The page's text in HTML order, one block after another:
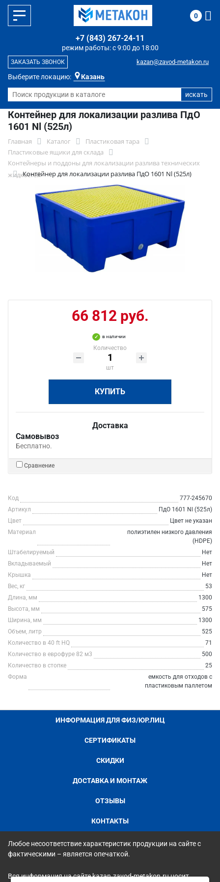
Выберите локацию: Казань
режим работы: с 9:00 до 18:00
+7 (843) 267-24-11
kazan@zavod-metakon.ru
ЗАКАЗАТЬ ЗВОНОК
0
Контейнер для локализации разлива ПдО
1601 Nl (525л)
Главная Каталог
Пластиковая тара
Пластиковые ящики для склада
Контейнеры и поддоны для локализации разлива технических
жидкостей
Контейнер для локализации разлива ПдО 1601 Nl (525л)
66 812 руб.
в наличии
Количество
шт
КУПИТЬ
Доставка
Самовывоз
Бесплатно.
Сравнение
Код
777-245670
Артикул
ПдО 1601 Nl (525л)
Цвет
Цвет не указан
Материал
полиэтилен низкого давления
(HDPE)
Штабелируемый
Нет
Вкладываемый
Нет
Крышка
Нет
Вес, кг
53
Длина, мм
1300
Высота, мм
575
Ширина, мм
1300
Объем, литр
525
Количество в 40 ft HQ
71
Количество в еврофуре 82 м3
500
Количество в стопке
25
Форма
емкость для отходов с
пластиковым паллетом
ИНФОРМАЦИЯ ДЛЯ ФИЗ/ЮР.ЛИЦ
СЕРТИФИКАТЫ
СКИДКИ
ДОСТАВКА И МОНТАЖ
ОТЗЫВЫ
КОНТАКТЫ
Любое несоответствие характеристик продукции на сайте с
фактическими – является опечаткой.
Вся информация на сайте kazan.zavod-metakon.ru носит